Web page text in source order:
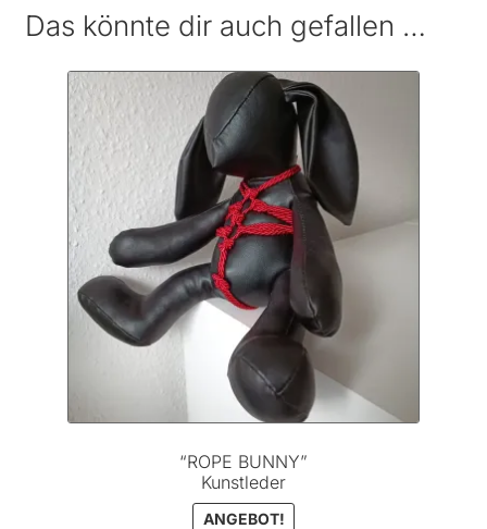
Das könnte dir auch gefallen …
“ROPE BUNNY”
Kunstleder
ANGEBOT!